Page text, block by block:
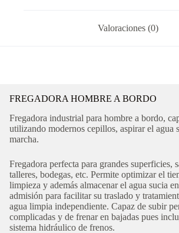
Valoraciones (0)
FREGADORA HOMBRE A BORDO
Fregadora industrial para hombre a bordo,
utilizando modernos cepillos, aspirar el agua
marcha.
Fregadora perfecta para grandes superficies,
talleres, bodegas, etc. Permite optimizar el
limpieza y además almacenar el agua sucia
admisión para facilitar su traslado y
agua limpia independiente. Capaz de subir
complicadas y de frenar en bajadas pues
sistema hidráulico de frenos.